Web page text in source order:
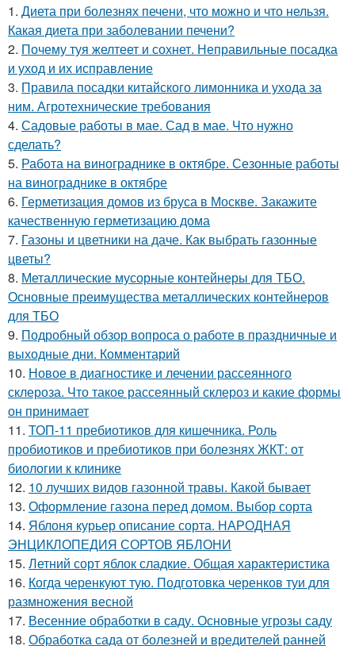
1. Диета при болезнях печени, что можно и что нельзя.
Какая диета при заболевании печени?
2. Почему туя желтеет и сохнет. Неправильные посадка
и уход и их исправление
3. Правила посадки китайского лимонника и ухода за
ним. Агротехнические требования
4. Садовые работы в мае. Сад в мае. Что нужно
сделать?
5. Работа на винограднике в октябре. Сезонные работы
на винограднике в октябре
6. Герметизация домов из бруса в Москве. Закажите
качественную герметизацию дома
7. Газоны и цветники на даче. Как выбрать газонные
цветы?
8. Металлические мусорные контейнеры для ТБО.
Основные преимущества металлических контейнеров
для ТБО
9. Подробный обзор вопроса о работе в праздничные и
выходные дни. Комментарий
10. Новое в диагностике и лечении рассеянного
склероза. Что такое рассеянный склероз и какие формы
он принимает
11. ТОП-11 пребиотиков для кишечника. Роль
пробиотиков и пребиотиков при болезнях ЖКТ: от
биологии к клинике
12. 10 лучших видов газонной травы. Какой бывает
13. Оформление газона перед домом. Выбор сорта
14. Яблоня курьер описание сорта. НАРОДНАЯ
ЭНЦИКЛОПЕДИЯ СОРТОВ ЯБЛОНИ
15. Летний сорт яблок сладкие. Общая характеристика
16. Когда черенкуют тую. Подготовка черенков туи для
размножения весной
17. Весенние обработки в саду. Основные угрозы саду
18. Обработка сада от болезней и вредителей ранней